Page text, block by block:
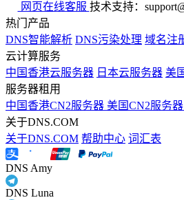
网页在线客服 技术支持：
热门产品
DNS智能解析 DNS污染处理 域名注
云计算服务
中国香港云服务器 日本云服务器 美
服务器租用
中国香港CN2服务器 美国CN2服务器
关于DNS.COM
关于DNS.COM 帮助中心 词汇表
DNS Amy
DNS Luna